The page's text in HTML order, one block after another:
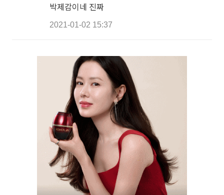
박제감이네 진짜
2021-01-02 15:37